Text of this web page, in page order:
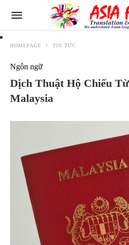
HOMEPAGE TIN TỨC
Ngôn ngữ
Dịch Thuật Hộ Chiếu
Malaysia